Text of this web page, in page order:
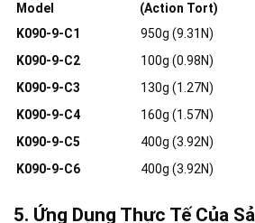
Model (Action Tort)
K090-9-C1
950g (9.31N)
K090-9-C2
100g (0.98N)
K090-9-C3
130g (1.27N)
K090-9-C4
160g (1.57N)
K090-9-C5
400g (3.92N)
K090-9-C6
400g (3.92N)
5. Ứng Dụng Thực Tế Của